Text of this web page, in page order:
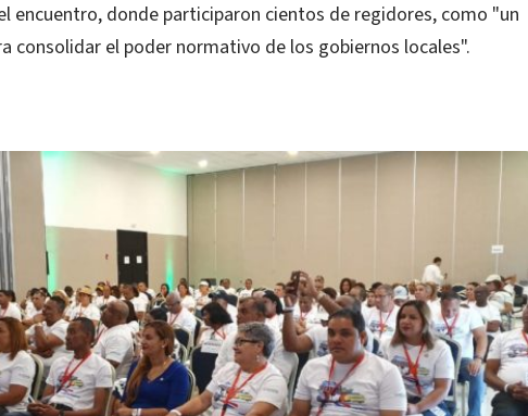
encuentro, donde participaron cientos de regidores, como "un
consolidar el poder normativo de los gobiernos locales".